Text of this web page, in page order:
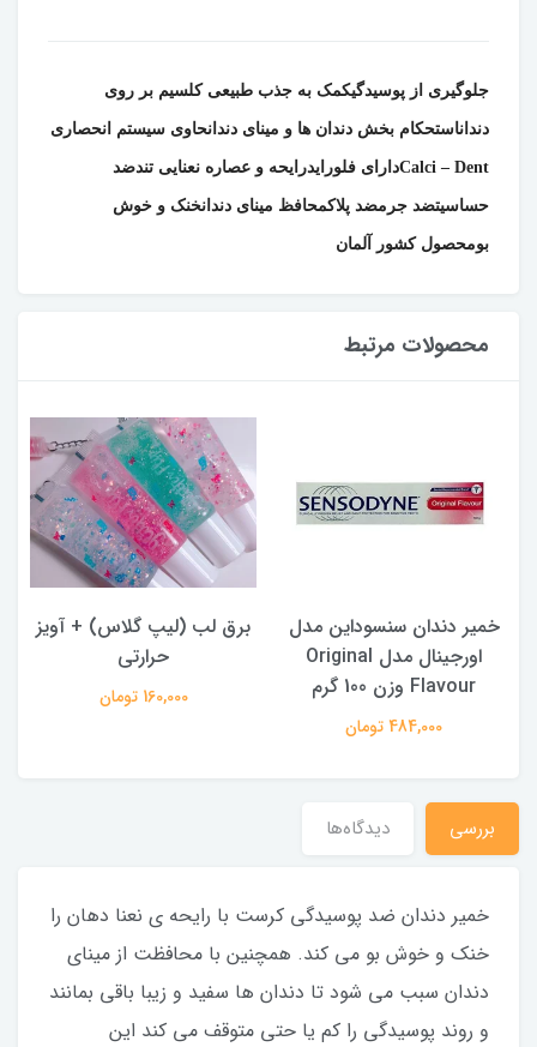
جلوگیری از پوسیدگیکمک به جذب طبیعی کلسیم بر روی
دنداناستحکام بخش دندان ها و مینای دندانحاوی سیستم انحصاری
Calci – Dentدارای فلورایدرایحه و عصاره نعنایی تندضد
حساسیتضد جرمضد پلاکمحافظ مینای دندانخنک و خوش
بومحصول کشور آلمان
محصولات مرتبط
خمیر دندان سنسوداین مدل
اورجینال مدل Original
Flavour وزن 100 گرم
484,000 تومان
برق لب (لیپ گلاس) + آویز
حرارتی
160,000 تومان
بررسی دیدگاه‌ها
خمیر دندان ضد پوسیدگی کرست با رایحه ی نعنا دهان را
خنک و خوش بو می کند. همچنین با محافظت از مینای
دندان سبب می شود تا دندان ها سفید و زیبا باقی بمانند
و روند پوسیدگی را کم یا حتی متوقف می کند این